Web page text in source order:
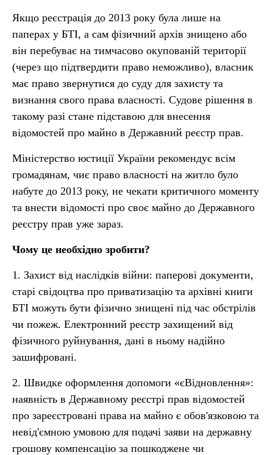
Якщо реєстрація до 2013 року була лише на
паперах у БТІ, а сам фізичний архів знищено або
він перебуває на тимчасово окупованій території
(через що підтвердити право неможливо), власник
має право звернутися до суду для захисту та
визнання свого права власності. Судове рішення в
такому разі стане підставою для внесення
відомостей про майно в Державний реєстр прав.
Міністерство юстиції України рекомендує всім
громадянам, чиє право власності на житло було
набуте до 2013 року, не чекати критичного моменту
та внести відомості про своє майно до Державного
реєстру прав уже зараз.
Чому це необхідно зробити?
1. Захист від наслідків війни: паперові документи,
старі свідоцтва про приватизацію та архівні книги
БТІ можуть бути фізично знищені під час обстрілів
чи пожеж. Електронний реєстр захищений від
фізичного руйнування, дані в ньому надійно
зашифровані.
2. Швидке оформлення допомоги «єВідновлення»:
наявність в Державному реєстрі прав відомостей
про зареєстровані права на майно є обов'язковою та
невід'ємною умовою для подачі заяви на державну
грошову компенсацію за пошкоджене чи